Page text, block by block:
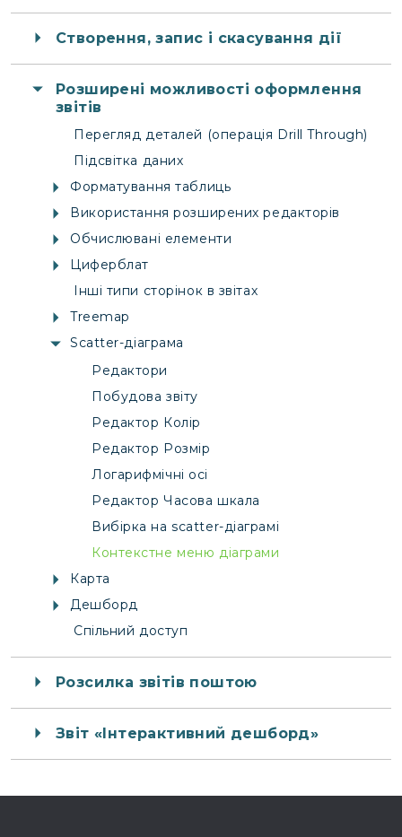
Створення, запис і скасування дії
Розширені можливості оформлення
звітів
Перегляд деталей (операція Drill Through)
Підсвітка даних
Форматування таблиць
Використання розширених редакторів
Обчислювані елементи
Циферблат
Інші типи сторінок в звітах
Treemap
Scatter-діаграма
Редактори
Побудова звіту
Редактор Колір
Редактор Розмір
Логарифмічні осі
Редактор Часова шкала
Вибірка на scatter-діаграмі
Контекстне меню діаграми
Карта
Дешборд
Спільний доступ
Розсилка звітів поштою
Звіт «Інтерактивний дешборд»